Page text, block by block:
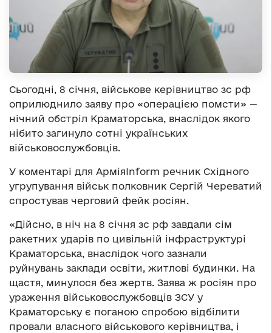
Сьогодні, 8 січня, військове керівництво зс рф
оприлюднило заяву про «операцією помсти» —
нічний обстріл Краматорська, внаслідок якого
нібито загинуло сотні українських
військовослужбовців.
У коментарі для АрміяInform речник Східного
угрупування військ полковник Сергій Череватий
спростував черговий фейк росіян.
«Дійсно, в ніч на 8 січня зс рф завдали сім
ракетних ударів по цивільній інфраструктурі
Краматорська, внаслідок чого зазнали
руйнувань заклади освіти, житлові будинки. На
щастя, минулося без жертв. Заява ж росіян про
ураження військовослужбовців ЗСУ у
Краматорську є поганою спробою відбілити
провали власного військового керівництва, і